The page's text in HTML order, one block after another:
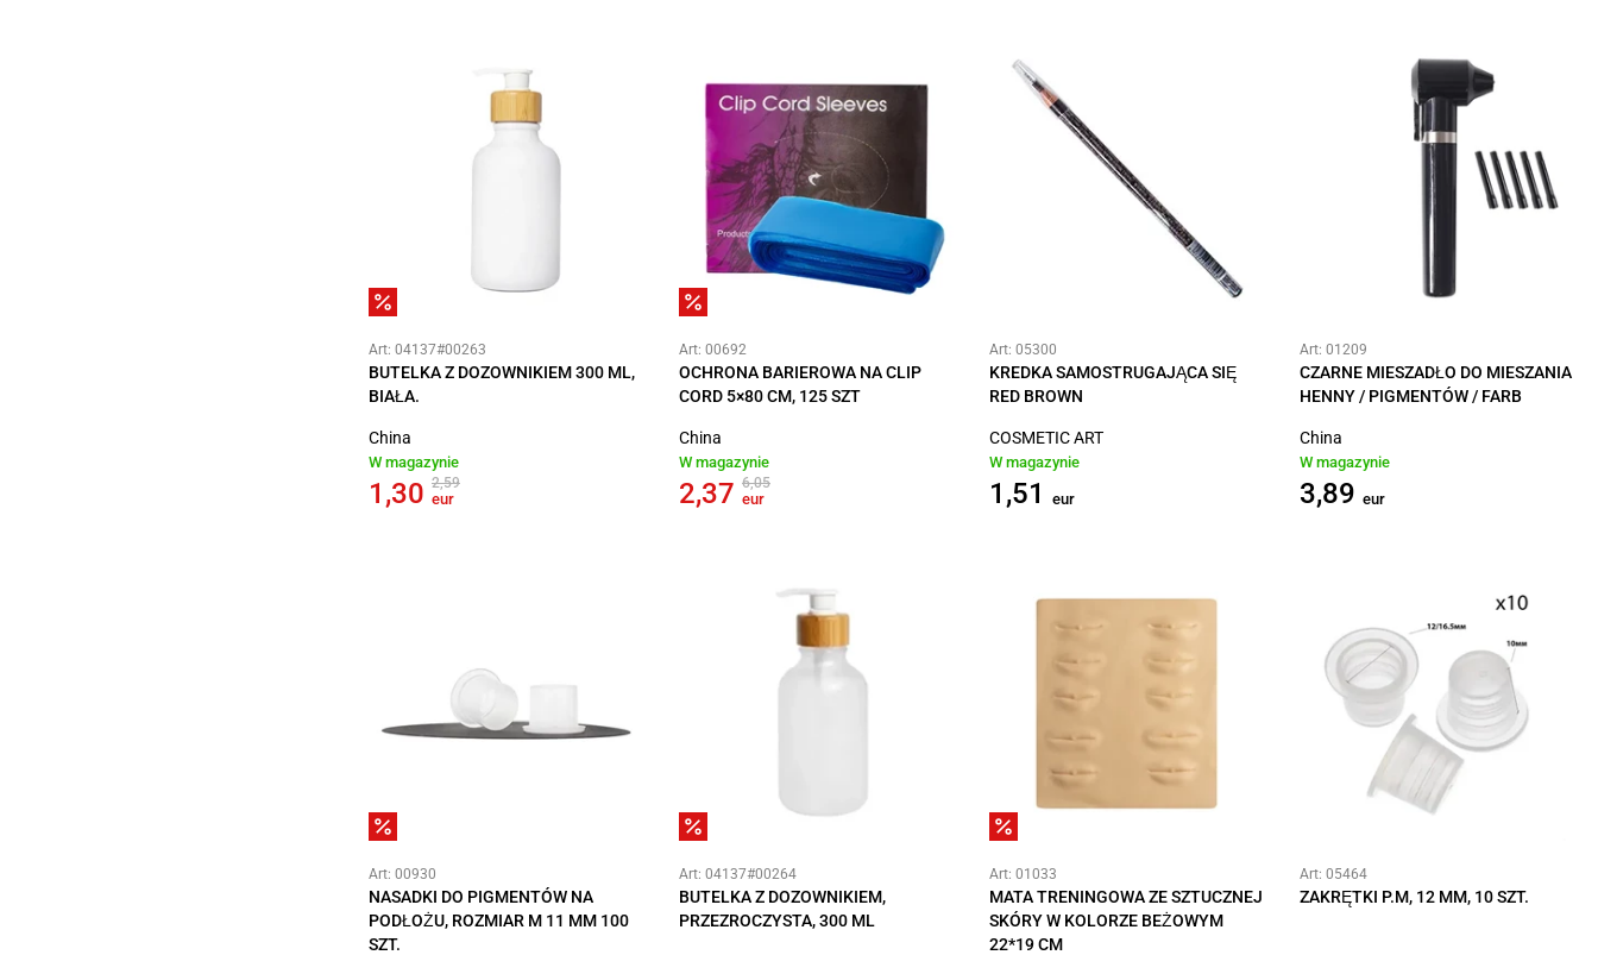
Art: 04137#00263
BUTELKA Z DOZOWNIKIEM 300 ML,
BIAŁA.
China
W magazynie
1,30 2,59
eur
Art: 00692
OCHRONA BARIEROWA NA CLIP
CORD 5×80 CM, 125 SZT
China
W magazynie
2,37 6,05
eur
Art: 05300
KREDKA SAMOSTRUGAJĄCA SIĘ
RED BROWN
COSMETIC ART
W magazynie
1,51 eur
Art: 01209
CZARNE MIESZADŁO DO MIESZANIA
HENNY / PIGMENTÓW / FARB
China
W magazynie
3,89 eur
Art: 00930
NASADKI DO PIGMENTÓW NA
PODŁOŻU, ROZMIAR M 11 MM 100
SZT.
Art: 04137#00264
BUTELKA Z DOZOWNIKIEM,
PRZEZROCZYSTA, 300 ML
Art: 01033
MATA TRENINGOWA ZE SZTUCZNEJ
SKÓRY W KOLORZE BEŻOWYM
22*19 CM
Art: 05464
ZAKRĘTKI P.M, 12 MM, 10 SZT.